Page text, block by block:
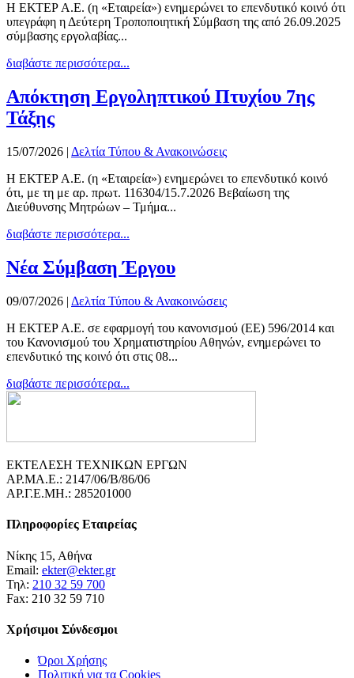
Η ΕΚΤΕΡ Α.Ε. (η «Εταιρεία») ενημερώνει το επενδυτικό κοινό ότι
υπεγράφη η Δεύτερη Τροποποιητική Σύμβαση της από 26.09.2025
σύμβασης εργολαβίας...
διαβάστε περισσότερα...
Απόκτηση Εργοληπτικού Πτυχίου 7ης
Τάξης
15/07/2026 | Δελτία Τύπου & Ανακοινώσεις
Η ΕΚΤΕΡ Α.Ε. (η «Εταιρεία») ενημερώνει το επενδυτικό κοινό
ότι, με τη με αρ. πρωτ. 116304/15.7.2026 Βεβαίωση της
Διεύθυνσης Μητρώων – Τμήμα...
διαβάστε περισσότερα...
Νέα Σύμβαση Έργου
09/07/2026 | Δελτία Τύπου & Ανακοινώσεις
Η ΕΚΤΕΡ Α.Ε. σε εφαρμογή του κανονισμού (ΕΕ) 596/2014 και
του Κανονισμού του Χρηματιστηρίου Αθηνών, ενημερώνει το
επενδυτικό της κοινό ότι στις 08...
διαβάστε περισσότερα...
ΕΚΤΕΛΕΣΗ ΤΕΧΝΙΚΩΝ ΕΡΓΩΝ
ΑΡ.ΜΑ.Ε.: 2147/06/B/86/06
ΑΡ.Γ.Ε.ΜΗ.: 285201000
Πληροφορίες Εταιρείας
Νίκης 15, Αθήνα
Email: ekter@ekter.gr
Τηλ: 210 32 59 700
Fax: 210 32 59 710
Χρήσιμοι Σύνδεσμοι
Όροι Χρήσης
Πολιτική για τα Cookies